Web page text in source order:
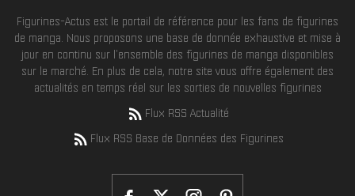
Figurines-Actus est le portail de référence pour les fans de figurines
de manga. Nous proposons une base de donnée exhaustive et mise à
jour en continu sur l'ensemble des figurines de manga disponibles
sur le marché. En plus de cela, notre site vous offre également des
actualités en temps réel sur les sorties de nouvelles figurines
Flux RSS Actualité
Flux RSS Base de Données des Figurines